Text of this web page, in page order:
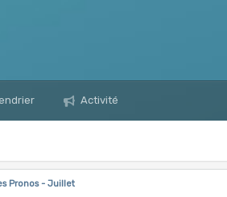
Activité
Pronos - Juillet